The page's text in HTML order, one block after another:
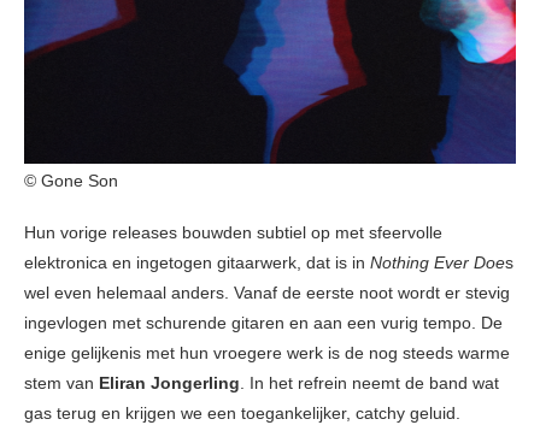
© Gone Son
Hun vorige releases bouwden subtiel op met sfeervolle
elektronica en ingetogen gitaarwerk, dat is in Nothing Ever Does
wel even helemaal anders. Vanaf de eerste noot wordt er stevig
ingevlogen met schurende gitaren en aan een vurig tempo. De
enige gelijkenis met hun vroegere werk is de nog steeds warme
stem van Eliran Jongerling. In het refrein neemt de band wat
gas terug en krijgen we een toegankelijker, catchy geluid.